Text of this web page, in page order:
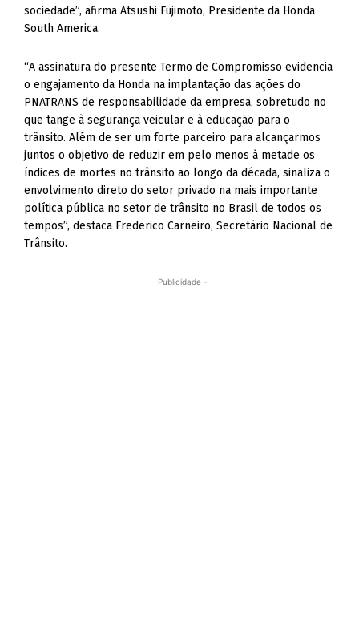
sociedade”, afirma Atsushi Fujimoto, Presidente da Honda
South America.
“A assinatura do presente Termo de Compromisso evidencia
o engajamento da Honda na implantação das ações do
PNATRANS de responsabilidade da empresa, sobretudo no
que tange à segurança veicular e à educação para o
trânsito. Além de ser um forte parceiro para alcançarmos
juntos o objetivo de reduzir em pelo menos à metade os
índices de mortes no trânsito ao longo da década, sinaliza o
envolvimento direto do setor privado na mais importante
política pública no setor de trânsito no Brasil de todos os
tempos”, destaca Frederico Carneiro, Secretário Nacional de
Trânsito.
- Publicidade -